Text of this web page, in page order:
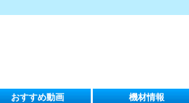
おすすめ動画 機材情報